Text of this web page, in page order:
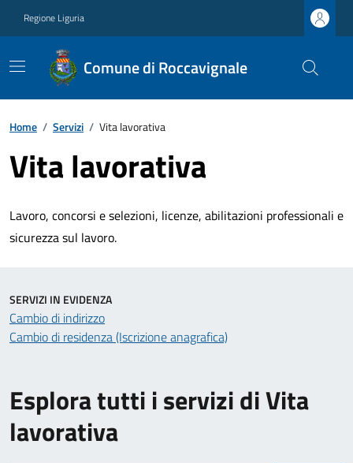
Regione Liguria
Comune di Roccavignale
Home / Servizi / Vita lavorativa
Vita lavorativa
Lavoro, concorsi e selezioni, licenze, abilitazioni professionali e
sicurezza sul lavoro.
Esplora tutti i servizi di Vita
lavorativa
SERVIZI IN EVIDENZA
Cambio di indirizzo
Cambio di residenza (Iscrizione anagrafica)